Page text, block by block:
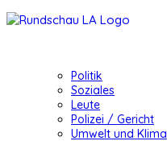
Politik
Soziales
Leute
Polizei / Gericht
Umwelt und Klima